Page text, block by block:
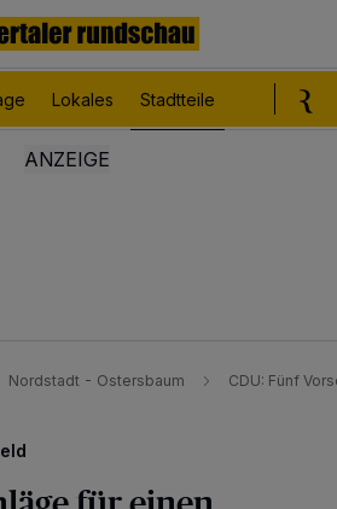
Lokales Stadtteile
Nordstadt - Ostersbaum CDU: Fünf